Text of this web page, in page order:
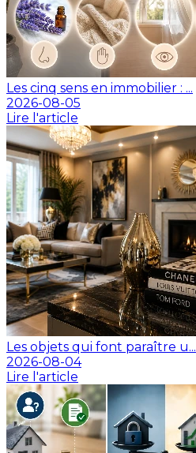
Les cinq sens en immobilier : ...
2026-08-05
Lire l'article
Les objets qui font paraître u...
2026-08-04
Lire l'article